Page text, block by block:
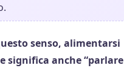
senso, alimentarsi
significa anche “parlare